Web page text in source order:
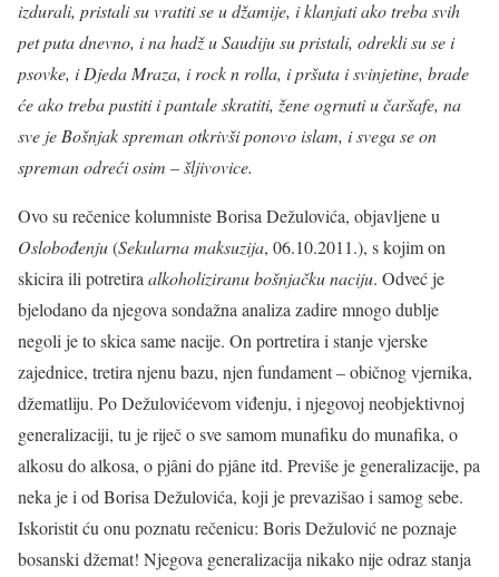
izdurali, pristali su vratiti se u džamije, i klanjati ako treba svih
pet puta dnevno, i na hadž u Saudiju su pristali, odrekli su se i
psovke, i Djeda Mraza, i rock n rolla, i pršuta i svinjetine, brade
će ako treba pustiti i pantale skratiti, žene ogrnuti u čaršafe, na
sve je Bošnjak spreman otkrivši ponovo islam, i svega se on
spreman odreći osim – šljivovice.
Ovo su rečenice kolumniste Borisa Dežulovića, objavljene u
Oslobođenju(Sekularna maksuzija, 06.10.2011.), s kojim on
skicira ili potretira alkoholiziranu bošnjačku naciju. Odveć je
bjelodano da njegova sondažna analiza zadire mnogo dublje
negoli je to skica same nacije. On portretira i stanje vjerske
zajednice, tretira njenu bazu, njen fundament – običnog vjernika,
džematliju. Po Dežulovićevom viđenju, i njegovoj neobjektivnoj
generalizaciji, tu je riječ o sve samom munafiku do munafika, o
alkosu do alkosa, o pjâni do pjâne itd. Previše je generalizacije, pa
neka je i od Borisa Dežulovića, koji je prevazišao i samog sebe.
Iskoristit ću onu poznatu rečenicu: Boris Dežulović ne poznaje
bosanski džemat! Njegova generalizacija nikako nije odraz stanja